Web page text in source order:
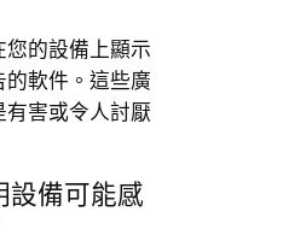
您的設備上顯示
的軟件。這些廣
有害或令人討厭
設備可能感